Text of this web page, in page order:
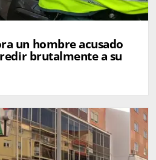
un hombre acusado
brutalmente a su